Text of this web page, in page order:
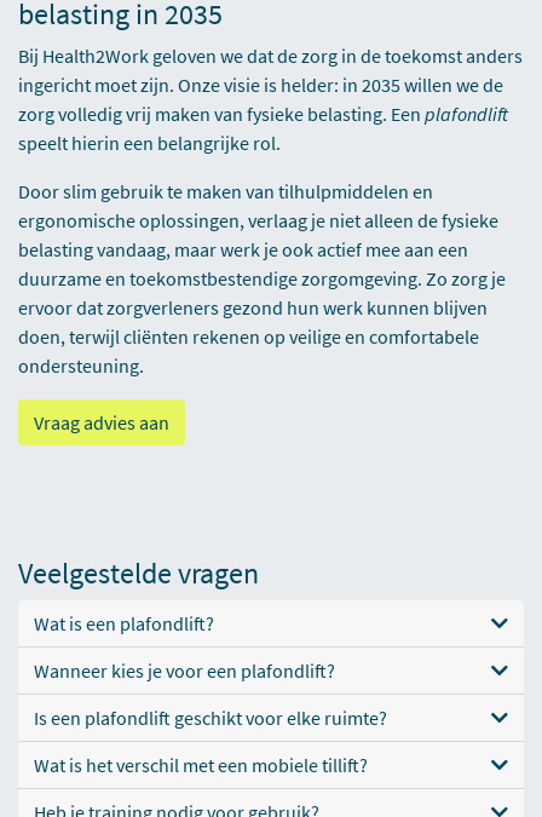
belasting in 2035
Bij Health2Work geloven we dat de zorg in de toekomst anders
ingericht moet zijn. Onze visie is helder: in 2035 willen we de
zorg volledig vrij maken van fysieke belasting. Een plafondlift
speelt hierin een belangrijke rol.
Door slim gebruik te maken van tilhulpmiddelen en
ergonomische oplossingen, verlaag je niet alleen de fysieke
belasting vandaag, maar werk je ook actief mee aan een
duurzame en toekomstbestendige zorgomgeving. Zo zorg je
ervoor dat zorgverleners gezond hun werk kunnen blijven
doen, terwijl cliënten rekenen op veilige en comfortabele
ondersteuning.
Vraag advies aan
Veelgestelde vragen
Wat is een plafondlift?
Wanneer kies je voor een plafondlift?
Is een plafondlift geschikt voor elke ruimte?
Wat is het verschil met een mobiele tillift?
Heb je training nodig voor gebruik?